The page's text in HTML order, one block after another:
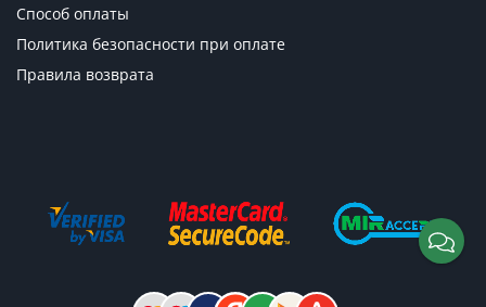
Способ оплаты
Политика безопасности при оплате
Правила возврата